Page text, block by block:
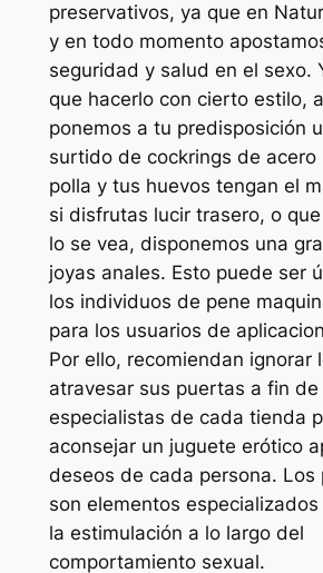
preservativos, ya que en
y en todo momento
seguridad y salud en el sexo.
que hacerlo con cierto estilo,
ponemos a tu predisposición
surtido de cockrings de acero
polla y tus huevos tengan el
si disfrutas lucir trasero, o
lo se vea, disponemos una
joyas anales. Esto puede ser
los individuos de pene
para los usuarios de
Por ello, recomiendan ignorar
atravesar sus puertas a fin de
especialistas de cada tienda
aconsejar un juguete erótico
deseos de cada persona. Los
son elementos
la estimulación a lo largo del
comportamiento sexual.